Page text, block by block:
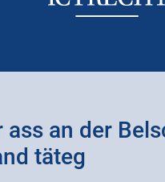
ass an der
täteg